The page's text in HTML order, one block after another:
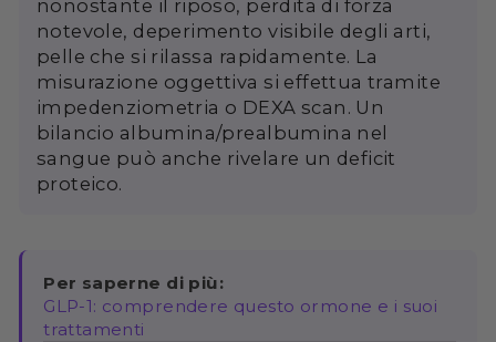
nonostante il riposo, perdita di forza
notevole, deperimento visibile degli arti,
pelle che si rilassa rapidamente. La
misurazione oggettiva si effettua tramite
impedenziometria o DEXA scan. Un
bilancio albumina/prealbumina nel
sangue può anche rivelare un deficit
proteico.
Per saperne di più:
GLP-1: comprendere questo ormone e i suoi
trattamenti